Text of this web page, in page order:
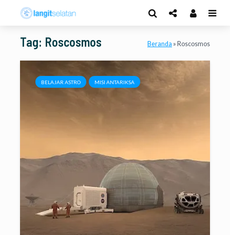
Tag: Roscosmos Beranda » Roscosmos
BELAJAR ASTRO MISI ANTARIKSA